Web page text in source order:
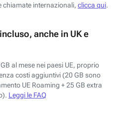
chiamate internazionali, clicca qui.
anche in UK e
al mese nei paesi UE, proprio
costi aggiuntivi (20 GB sono
UE Roaming + 25 GB extra
Leggi le FAQ